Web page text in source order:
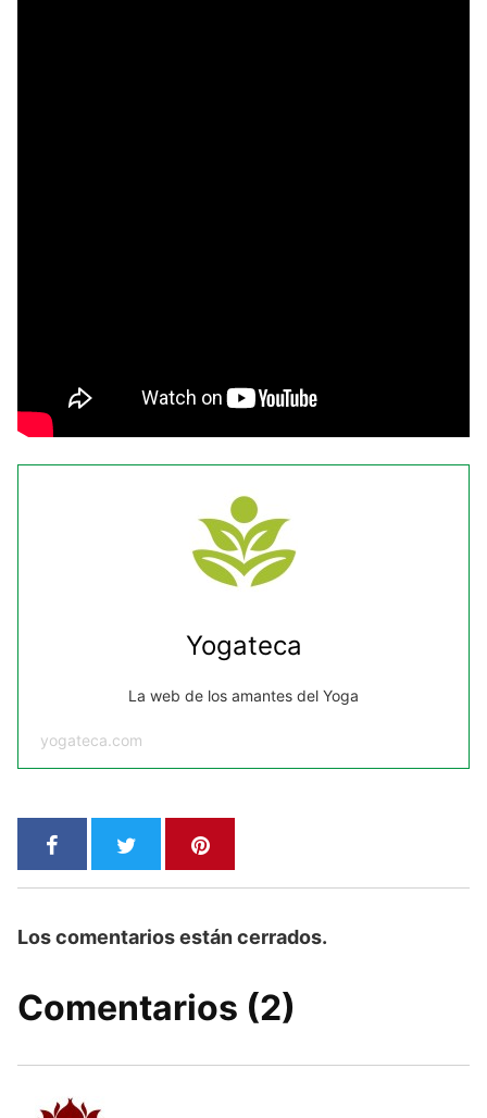
Yogateca
La web de los amantes del Yoga
yogateca.com
Los comentarios están cerrados.
Comentarios (2)